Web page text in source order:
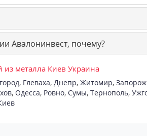
Авалонинвест, почему?
из металла Киев Украина
, Глеваха, Днепр, Житомир,
, Одесса, Ровно, Сумы, Тернополь,